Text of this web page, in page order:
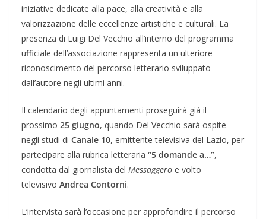
iniziative dedicate alla pace, alla creatività e alla
valorizzazione delle eccellenze artistiche e culturali. La
presenza di Luigi Del Vecchio all’interno del programma
ufficiale dell’associazione rappresenta un ulteriore
riconoscimento del percorso letterario sviluppato
dall’autore negli ultimi anni.
Il calendario degli appuntamenti proseguirà già il
prossimo 25 giugno, quando Del Vecchio sarà ospite
negli studi di Canale 10, emittente televisiva del Lazio, per
partecipare alla rubrica letteraria “5 domande a…”,
condotta dal giornalista del Messaggero e volto
televisivo Andrea Contorni.
L’intervista sarà l’occasione per approfondire il percorso